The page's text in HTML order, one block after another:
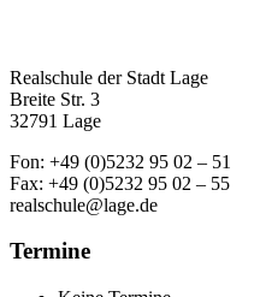
Realschule der Stadt Lage
Breite Str. 3
32791 Lage
Fon: +49 (0)5232 95 02 – 51
Fax: +49 (0)5232 95 02 – 55
realschule@lage.de
Termine